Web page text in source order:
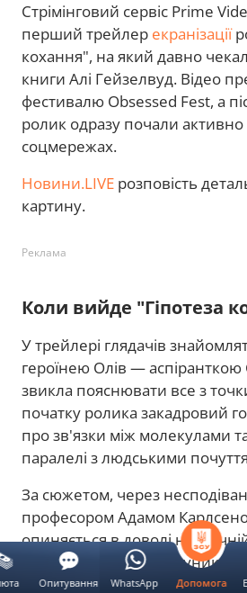
Стрімінговий сервіс Prime
перший трейлер екранізації
кохання", на який давно
книги Алі Гейзелвуд. Відео
фестивалю Obsessed Fest, а
ролик одразу почали
соцмережах.
Новини.LIVE розповість
картину.
Реклама
Коли вийде "Гіпотеза
У трейлері глядачів
героїнею Олів —
звикла пояснювати все з
початку ролика закадровий
про зв'язки між молекулами
паралелі з людськими
За сюжетом, через
професором Адамом
опиняється в доволі
допомогти подрузі та
запитань, дівчина пропонує
Допомога
Опитування WhatsApp